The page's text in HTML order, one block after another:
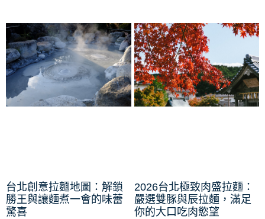
台北創意拉麵地圖：解鎖
勝王與讓麵煮一會的味蕾
驚喜
2026台北極致肉盛拉麵：
嚴選雙豚與辰拉麵，滿足
你的大口吃肉慾望